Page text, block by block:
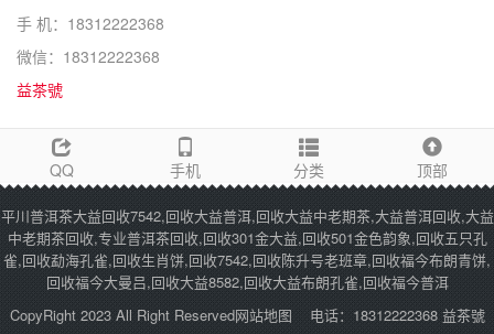
手 机：18312222368
微信：18312222368
益茶號
QQ 手机 分类 顶部
平川普洱茶大益回收7542,回收大益普洱,回收大益中老期茶,大益普洱回收,大益
中老期茶回收,专业普洱茶回收,回收301金大益,回收501金色韵象,回收五只孔
雀,回收勐海孔雀,回收生肖饼,回收7542,回收陈升号老班章,回收福今布朗青饼,
回收福今大曼吕,回收大益8582,回收大益布朗孔雀,回收福今普洱
CopyRight 2023 All Right Reserved网站地图 电话：18312222368 益茶號